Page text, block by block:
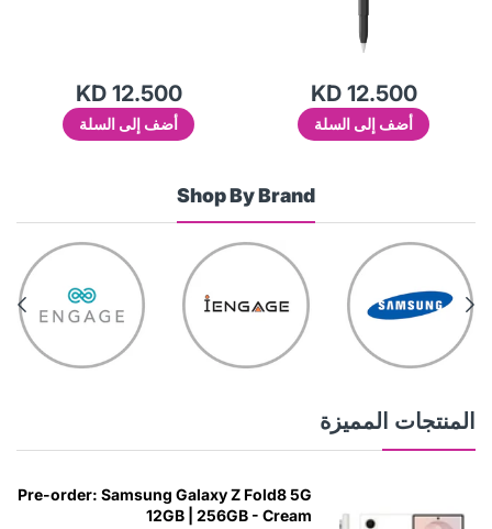
KD 12.500
أضف إلى السلة
KD 12.500
أضف إلى السلة
Shop By Brand
المنتجات المميزة
Pre-order: Samsung Galaxy Z Fold8 5G
12GB | 256GB - Cream